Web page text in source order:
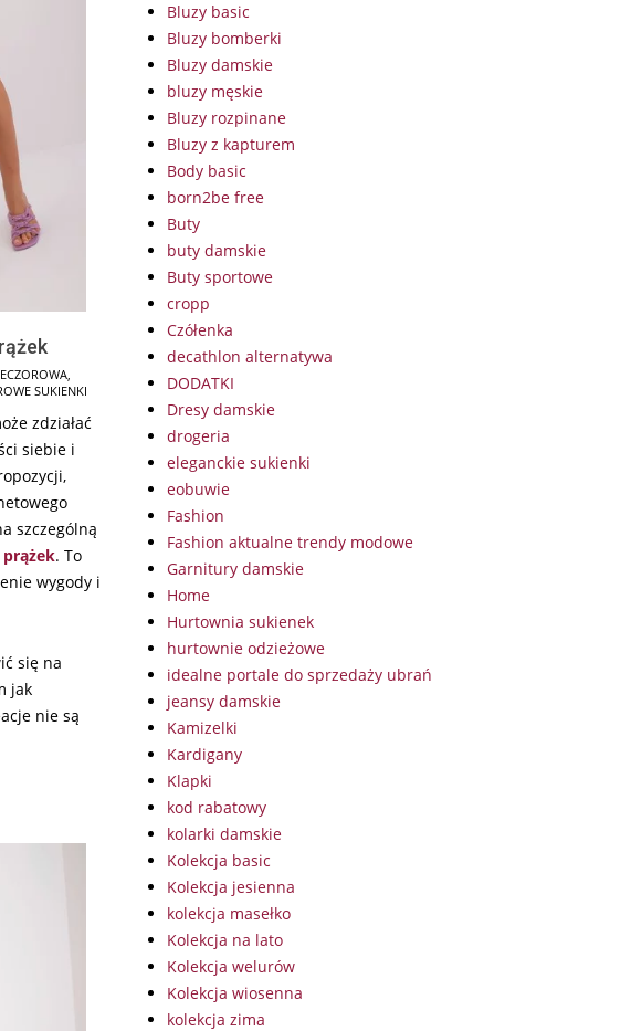
SUKIENKI
zdziałać
siebie i
szczególną
. To
wygody i
się na
jak
nie są
Bluzy basic
Bluzy bomberki
Bluzy damskie
bluzy męskie
Bluzy rozpinane
Bluzy z kapturem
Body basic
born2be free
Buty
buty damskie
Buty sportowe
cropp
Czółenka
decathlon alternatywa
DODATKI
Dresy damskie
drogeria
eleganckie sukienki
eobuwie
Fashion
Fashion aktualne trendy modowe
Garnitury damskie
Home
Hurtownia sukienek
hurtownie odzieżowe
idealne portale do sprzedaży ubrań
jeansy damskie
Kamizelki
Kardigany
Klapki
kod rabatowy
kolarki damskie
Kolekcja basic
Kolekcja jesienna
kolekcja masełko
Kolekcja na lato
Kolekcja welurów
Kolekcja wiosenna
kolekcja zima